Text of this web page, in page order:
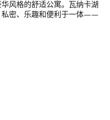
风格的舒适公寓。瓦纳卡湖
私密、乐趣和便利于一体——